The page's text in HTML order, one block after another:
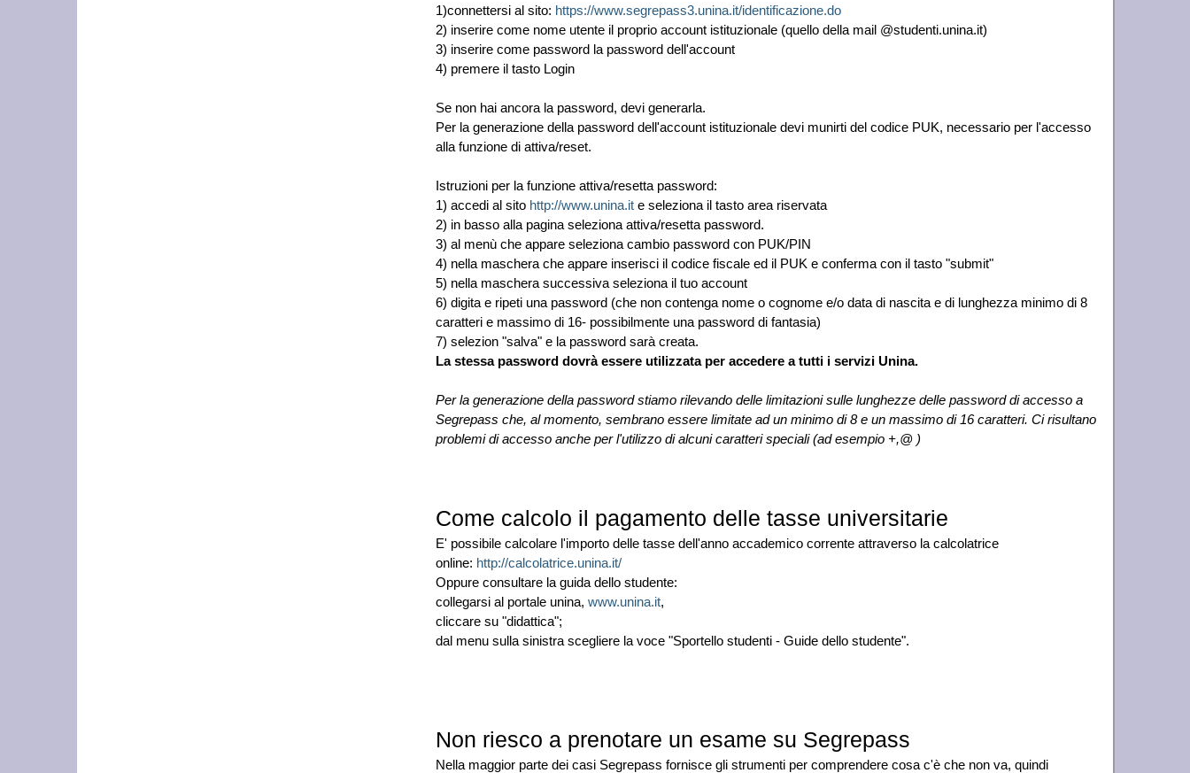
1)connettersi al sito: https://www.segrepass3.unina.it/identificazione.do
2) inserire come nome utente il proprio account istituzionale (quello della mail @studenti.unina.it)
3) inserire come password la password dell'account
4) premere il tasto Login
Se non hai ancora la password, devi generarla.
Per la generazione della password dell'account istituzionale devi munirti del codice PUK, necessario per l'accesso
alla funzione di attiva/reset.
Istruzioni per la funzione attiva/resetta password:
1) accedi al sito http://www.unina.it e seleziona il tasto area riservata
2) in basso alla pagina seleziona attiva/resetta password.
3) al menù che appare seleziona cambio password con PUK/PIN
4) nella maschera che appare inserisci il codice fiscale ed il PUK e conferma con il tasto "submit"
5) nella maschera successiva seleziona il tuo account
6) digita e ripeti una password (che non contenga nome o cognome e/o data di nascita e di lunghezza minimo di 8
caratteri e massimo di 16- possibilmente una password di fantasia)
7) selezion "salva" e la password sarà creata.
La stessa password dovrà essere utilizzata per accedere a tutti i servizi Unina.
Per la generazione della password stiamo rilevando delle limitazioni sulle lunghezze delle password di accesso a
Segrepass che, al momento, sembrano essere limitate ad un minimo di 8 e un massimo di 16 caratteri. Ci risultano
problemi di accesso anche per l'utilizzo di alcuni caratteri speciali (ad esempio +,@ )
Come calcolo il pagamento delle tasse universitarie
E' possibile calcolare l'importo delle tasse dell'anno accademico corrente attraverso la calcolatrice
online: http://calcolatrice.unina.it/
Oppure consultare la guida dello studente:
collegarsi al portale unina, www.unina.it,
cliccare su "didattica";
dal menu sulla sinistra scegliere la voce "Sportello studenti - Guide dello studente".
Non riesco a prenotare un esame su Segrepass
Nella maggior parte dei casi Segrepass fornisce gli strumenti per comprendere cosa c'è che non va, quindi